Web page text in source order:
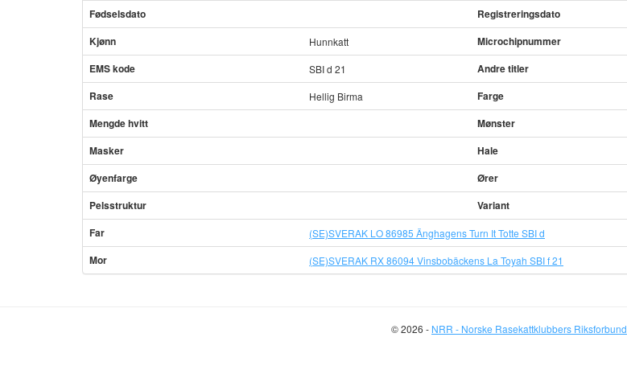
Fødselsdato
Registreringsdato
Kjønn
Hunnkatt
Microchipnummer
EMS kode
SBI d 21
Andre titler
Rase
Hellig Birma Farge
Mengde hvitt Mønster
Masker
Hale
Øyenfarge
Ører
Pelsstruktur
Variant
Far (SE)SVERAK LO 86985 Änghagens Turn It Totte SBI d
Mor (SE)SVERAK RX 86094 Vinsbobäckens La Toyah SBI f 21
© 2026 - NRR - Norske Rasekattklubbers Riksforbund